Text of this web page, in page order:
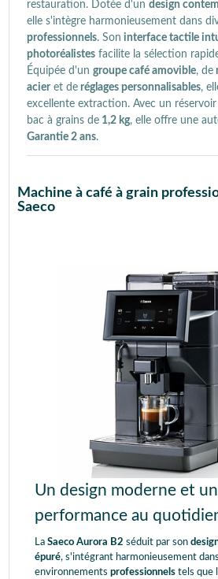
restauration. Dotée d'un design
elle s'intègre harmonieusement dans
professionnels. Son interface tactile
photoréalistes facilite la sélection
Équipée d'un groupe café amovible, de
acier et de réglages personnalisables,
excellente extraction. Avec un
bac à grains de 1,2 kg, elle offre une
Garantie 2 ans.
Machine à café à grain
Saeco
Un design moderne et
performance au
La Saeco Aurora B2 séduit par son
épuré, s'intégrant harmonieusement
environnements professionnels tels que